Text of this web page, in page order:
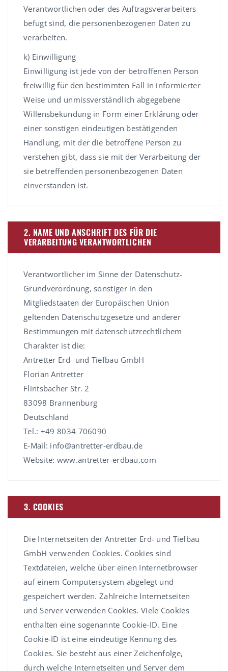
Verantwortlichen oder des Auftragsverarbeiters
befugt sind, die personenbezogenen Daten zu
verarbeiten.
k) Einwilligung
Einwilligung ist jede von der betroffenen Person
freiwillig für den bestimmten Fall in informierter
Weise und unmissverständlich abgegebene
Willensbekundung in Form einer Erklärung oder
einer sonstigen eindeutigen bestätigenden
Handlung, mit der die betroffene Person zu
verstehen gibt, dass sie mit der Verarbeitung der
sie betreffenden personenbezogenen Daten
einverstanden ist.
2. NAME UND ANSCHRIFT DES FÜR DIE
VERARBEITUNG VERANTWORTLICHEN
Verantwortlicher im Sinne der Datenschutz-
Grundverordnung, sonstiger in den
Mitgliedstaaten der Europäischen Union
geltenden Datenschutzgesetze und anderer
Bestimmungen mit datenschutzrechtlichem
Charakter ist die:
Antretter Erd- und Tiefbau GmbH
Florian Antretter
Flintsbacher Str. 2
83098 Brannenburg
Deutschland
Tel.: +49 8034 706090
E-Mail: info@antretter-erdbau.de
Website: www.antretter-erdbau.com
3. COOKIES
Die Internetseiten der Antretter Erd- und Tiefbau
GmbH verwenden Cookies. Cookies sind
Textdateien, welche über einen Internetbrowser
auf einem Computersystem abgelegt und
gespeichert werden. Zahlreiche Internetseiten
und Server verwenden Cookies. Viele Cookies
enthalten eine sogenannte Cookie-ID. Eine
Cookie-ID ist eine eindeutige Kennung des
Cookies. Sie besteht aus einer Zeichenfolge,
durch welche Internetseiten und Server dem